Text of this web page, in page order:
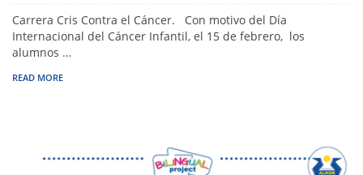
Carrera Cris Contra el Cáncer. Con motivo del Día
Internacional del Cáncer Infantil, el 15 de febrero, los
alumnos …
READ MORE